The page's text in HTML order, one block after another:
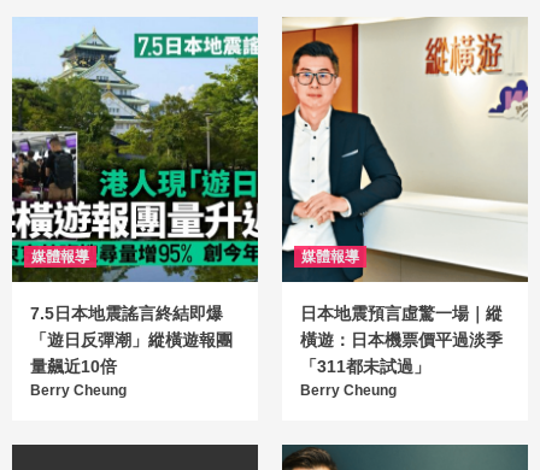
媒體報導
7.5日本地震謠言終結即爆
「遊日反彈潮」縱橫遊報團
量飆近10倍
Berry Cheung
媒體報導
日本地震預言虛驚一場｜縱
橫遊：日本機票價平過淡季
「311都未試過」
Berry Cheung